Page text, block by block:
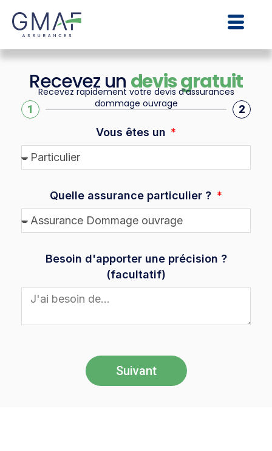
Recevez un devis gratuit
Recevez rapidement votre devis d’assurances
dommage ouvrage
1
2
Vous êtes un
Quelle assurance particulier ?
Besoin d'apporter une précision ?
(facultatif)
Suivant